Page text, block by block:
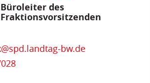
Büroleiter des
Fraktionsvorsitzenden
bw.de